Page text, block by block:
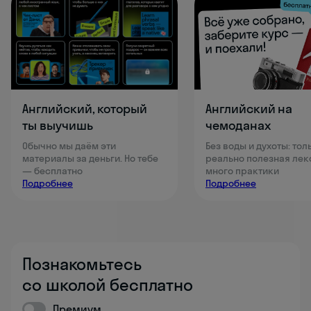
Английский, который
ты выучишь
Обычно мы даём эти
материалы за деньги. Но тебе
— бесплатно
Подробнее
Английский на
чемоданах
Без воды и духоты:
реально полезная
много практики
Подробнее
Познакомьтесь
со школой бесплатно